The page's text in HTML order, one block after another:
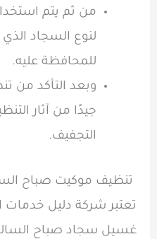
من ثم يتم
لنوع السجاد
للمحافظة عليه.
وبعد التأكد من
جيدًا من آثار
التجفيف.
تنظيف موكيت صباح
تعتبر شركة دليل
غسيل سجاد صباح